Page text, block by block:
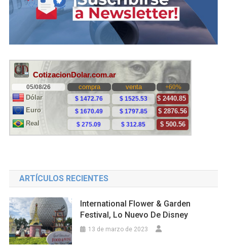
ARTÍCULOS RECIENTES
International Flower & Garden
Festival, Lo Nuevo De Disney
13 de marzo de 2023